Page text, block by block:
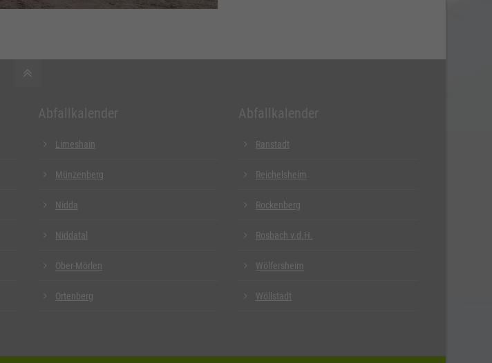
Abfallkalender
Limeshain
Münzenberg
Nidda
Niddatal
Ober-Mörlen
Ortenberg
Abfallkalender
Ranstadt
Reichelsheim
Rockenberg
Rosbach v.d.H.
Wölfersheim
Wöllstadt